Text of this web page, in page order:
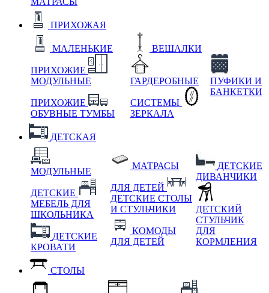
ПРИХОЖАЯ
МАЛЕНЬКИЕ
ПРИХОЖИЕ
МОДУЛЬНЫЕ
ПРИХОЖИЕ
ОБУВНЫЕ ТУМБЫ
ВЕШАЛКИ
ГАРДЕРОБНЫЕ
СИСТЕМЫ
ЗЕРКАЛА
ПУФИКИ И
БАНКЕТКИ
ДЕТСКАЯ
МОДУЛЬНЫЕ
ДЕТСКИЕ
МЕБЕЛЬ ДЛЯ
ШКОЛЬНИКА
ДЕТСКИЕ
КРОВАТИ
МАТРАСЫ
ДЛЯ ДЕТЕЙ
ДЕТСКИЕ СТОЛЫ
И СТУЛЬЧИКИ
КОМОДЫ
ДЛЯ ДЕТЕЙ
ДЕТСКИЕ
ДИВАНЧИКИ
ДЕТСКИЙ
СТУЛЬЧИК
ДЛЯ
КОРМЛЕНИЯ
СТОЛЫ